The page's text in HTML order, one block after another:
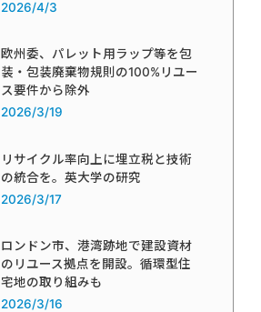
2026/4/3
欧州委、パレット用ラップ等を包
装・包装廃棄物規則の100%リユー
ス要件から除外
2026/3/19
リサイクル率向上に埋立税と技術
の統合を。英大学の研究
2026/3/17
ロンドン市、港湾跡地で建設資材
のリユース拠点を開設。循環型住
宅地の取り組みも
2026/3/16